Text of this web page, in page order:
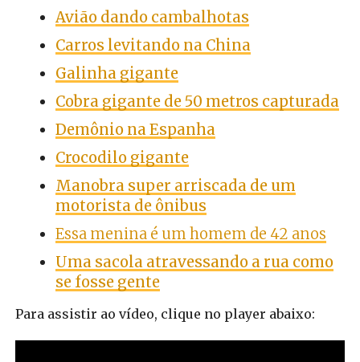
Avião dando cambalhotas
Carros levitando na China
Galinha gigante
Cobra gigante de 50 metros capturada
Demônio na Espanha
Crocodilo gigante
Manobra super arriscada de um
motorista de ônibus
Essa menina é um homem de 42 anos
Uma sacola atravessando a rua como
se fosse gente
Para assistir ao vídeo, clique no player abaixo: